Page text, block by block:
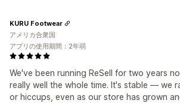
We've been running ReSell for two years
really well the whole time. It's stable — we
or hiccups, even as our store has grown
KURU Footwear
アメリカ合衆国
アプリの使用期間：2年弱